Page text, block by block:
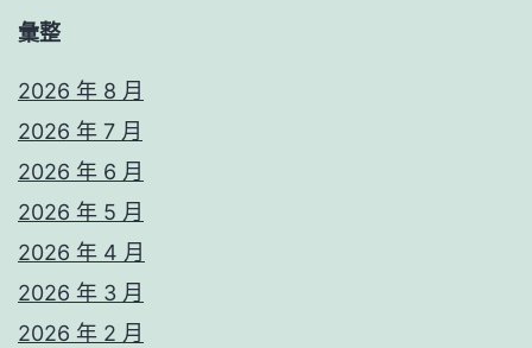
彙整
2026 年 8 月
2026 年 7 月
2026 年 6 月
2026 年 5 月
2026 年 4 月
2026 年 3 月
2026 年 2 月